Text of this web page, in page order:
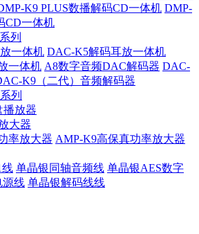
K9 PLUS数播解码CD一体机 DMP-
CD一体机
列
一体机 DAC-K5解码耳放一体机
一体机 A8数字音频DAC解码器 DAC-
K9（二代）音频解码器
列
播放器
大器
率放大器 AMP-K9高保真功率放大器
线 单晶银同轴音频线 单晶银AES数字
源线 单晶银解码线线